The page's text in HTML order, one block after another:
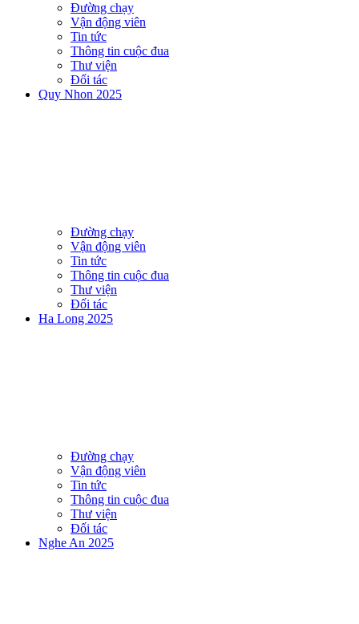
Đường chạy
Vận động viên
Tin tức
Thông tin cuộc đua
Thư viện
Đối tác
Quy Nhon 2025
Đường chạy
Vận động viên
Tin tức
Thông tin cuộc đua
Thư viện
Đối tác
Ha Long 2025
Đường chạy
Vận động viên
Tin tức
Thông tin cuộc đua
Thư viện
Đối tác
Nghe An 2025